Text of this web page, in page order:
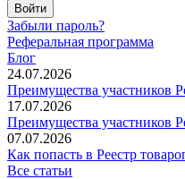
Войти
Забыли пароль?
Реферальная программа
Блог
24.07.2026
Преимущества участников
17.07.2026
Преимущества участников
07.07.2026
Как попасть в Реестр
Все статьи